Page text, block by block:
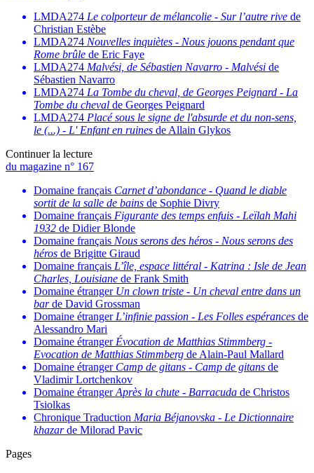
LMDA274 Le colporteur de mélancolie - Sur l’autre rive de
Christian Estèbe
LMDA274 Nouvelles inquiètes - Nous jouons pendant que
Rome brûle de Eric Faye
LMDA274 Malvési, de Sébastien Navarro - Malvési de
Sébastien Navarro
LMDA274 La Tombe du cheval, de Georges Peignard - La
Tombe du cheval de Georges Peignard
LMDA274 Placé sous le signe de l'absurde et du non-sens,
le (...) - L' Enfant en ruines de Allain Glykos
Continuer la lecture
du magazine n° 167
Domaine français Carnet d’abondance - Quand le diable
sortit de la salle de bains de Sophie Divry
Domaine français Figurante des temps enfuis - Leïlah Mahi
1932 de Didier Blonde
Domaine français Nous serons des héros - Nous serons des
héros de Brigitte Giraud
Domaine français L’île, espace littéral - Katrina : Isle de Jean
Charles, Louisiane de Frank Smith
Domaine étranger Un clown triste - Un cheval entre dans un
barde David Grossman
Domaine étrangerL’infinie passion - Les Folles espérances de
Alessandro Mari
Domaine étrangerÉvocation de Matthias Stimmberg -
Evocation de Matthias Stimmberg de Alain-Paul Mallard
Domaine étranger Camp de gitans - Camp de gitans de
Vladimir Lortchenkov
Domaine étrangerAprès la chute - Barracuda de Christos
Tsiolkas
Chronique Traduction Maria Béjanovska - Le Dictionnaire
khazarde Milorad Pavic
Pages